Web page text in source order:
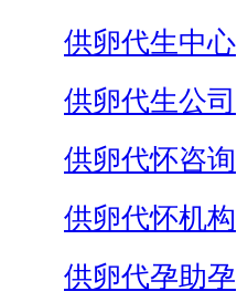
供卵代生中心
供卵代生公司
供卵代怀咨询
供卵代怀机构
供卵代孕助孕